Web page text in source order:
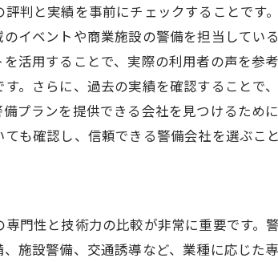
コストパフォーマンスを重
料金体系の透明性を確認
価格だけでなく質も考慮
サービス内容に応じた費
長期的な視点での費用対
各種プランの特徴と選び方
柔軟なプランを提供する
判と実績を事前にチェックすることで
イベントや商業施設の警備を担当して
活用することで、実際の利用者の声を参
。さらに、過去の実績を確認することで
プランを提供できる会社を見つけるた
も確認し、信頼できる警備会社を選ぶこ
門性と技術力の比較が非常に重要です
施設警備、交通誘導など、業種に応じ